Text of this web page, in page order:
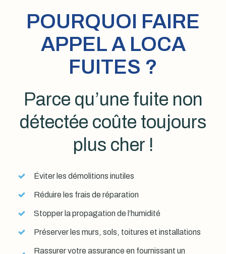
POURQUOI FAIRE
APPEL A LOCA
FUITES ?
Parce qu’une fuite non
détectée coûte toujours
plus cher !
Éviter les démolitions inutiles
Réduire les frais de réparation
Stopper la propagation de l’humidité
Préserver les murs, sols, toitures et installations
Rassurer votre assurance en fournissant un